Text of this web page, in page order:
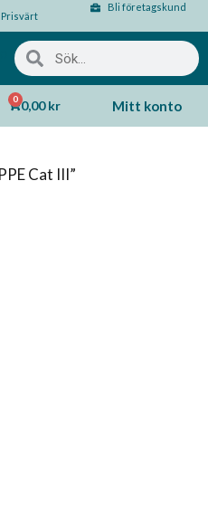
Prisvärt
Bli företagskund
0,00kr
0 Mitt konto
Cat III”